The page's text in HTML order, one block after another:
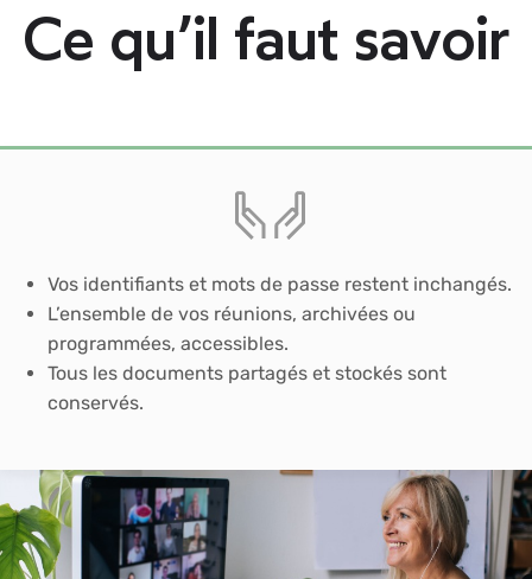
Ce qu’il faut savoir
Vos identifiants et mots de passe restent inchangés.
L’ensemble de vos réunions, archivées ou
programmées, accessibles.
Tous les documents partagés et stockés sont
conservés.